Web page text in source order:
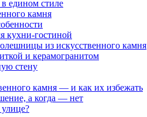
едином стиле
камня
кухни-гостиной
из искусственного камня
и керамогранитом
стену
камня — и как их избежать
а когда — нет